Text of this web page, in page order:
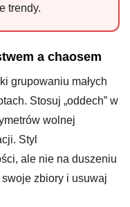
trendy.
a chaosem
grupowaniu małych
Stosuj „oddech” w
wolnej
Styl
ale nie na duszeniu
zbiory i usuwaj